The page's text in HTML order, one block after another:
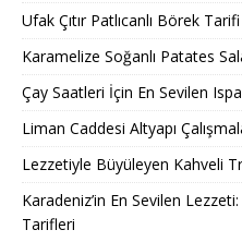
Ufak Çıtır Patlıcanlı Börek Tarifi
Karamelize Soğanlı Patates
Çay Saatleri İçin En Sevilen
Liman Caddesi Altyapı
Lezzetiyle Büyüleyen Kahveli
Karadeniz’in En Sevilen
Tarifleri